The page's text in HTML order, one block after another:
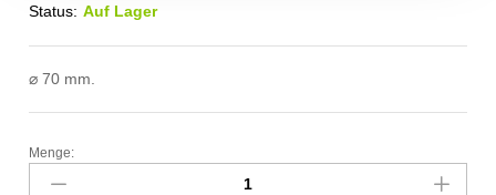
Status: Auf Lager
⌀ 70 mm.
Lochscheibe
Menge: